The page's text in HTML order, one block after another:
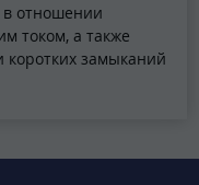
отношении
током, а также
коротких замыканий